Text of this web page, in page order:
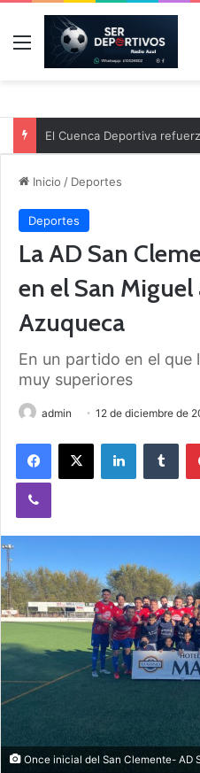
Menú
Inicio / Deportes
Deportes
La AD San
en el San Miguel
Azuqueca
En un partido en el que
muy superiores
admin 12 de diciembre de
Once inicial del San Clemente- AD